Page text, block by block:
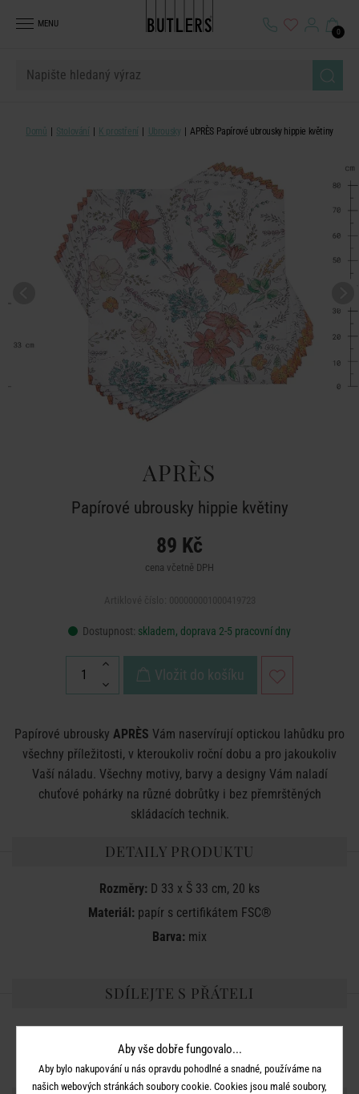
MENU
0
Domů Stolování K prostření Ubrousky APRÈS Papírové ubrousky hippie květiny
APRÈS
Papírové ubrousky hippie květiny
89 Kč
cena včetně DPH
Dostupnost: skladem, doprava 2-5 pracovní dny
Vložit do košíku
Papírové ubrousky APRÈS Vám naservírují optickou lahůdku pro
všechny příležitosti, v kteroukoliv roční dobu a pro jakoukoliv
Vaší náladu. Všechny motivy, barvy a designy Vám naladí
chuťové pohárky na různé dobrůtky i bez přemrštěných
skládacích technik.
DETAILY PRODUKTU
Rozměry: D 33 x Š 33 cm, 20 ks
Materiál:papír s certifikátem FSC®
Barva: mix
SDÍLEJTE S PŘÁTELI
Aby vše dobře fungovalo...
Aby bylo nakupování u nás opravdu pohodlné a snadné, používáme na
našich webových stránkách soubory cookie. Cookies jsou malé soubory,